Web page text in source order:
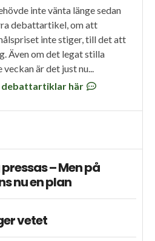
inte vänta länge sedan
debattartikel, om att
inte stiger, till det att
Även om det legat stilla
veckan är det just nu...
debattartiklar här
– Men på
nu en plan
vetet